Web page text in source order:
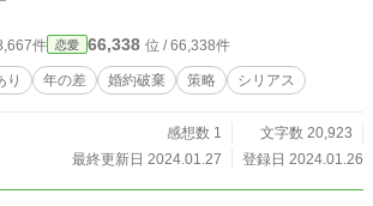
勘違いを生む。策に溺れた侯爵令嬢の物語。 恋愛要
お守りかわりです。
件 恋愛 66,338 位 / 66,338件
り 年の差 婚約破棄 策略 シリアス
感想数 1
文字数 20,923
最終更新日 2024.01.27
登録日 2024.01.26